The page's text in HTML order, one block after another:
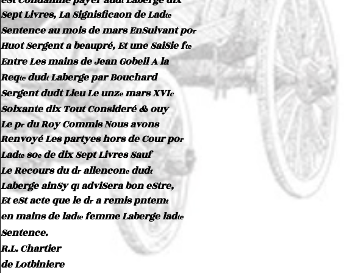
Sept Livres, La Signisficaon de Ladte
Sentence au mois de mars EnSuivant por
Huot Sergent a beaupré, Et une SaiSie fte
Entre Les mains de Jean Gobeil A la
ReqtedudtLaberge par Bouchard
Sergent dudt Lieu Le unzemars XVIc
Soixante dix Tout Consideré & ouy
Le prdu Roy Commis Nous avons
Renvoyé Les partyes hors de Cour por
Ladtesoede dix Sept Livres Sauf
Le Recours du drallenconedudt
Laberge ainSy qladviSera bon eStre,
Et eSt acte que le dra remis pntemt
en mains de ladtefemme Laberge ladte
Sentence.
R.L. Chartier
de Lotbiniere